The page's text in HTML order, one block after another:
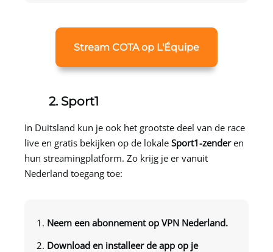
Stream COTA op L'Équipe
2. Sport1
In Duitsland kun je ook het grootste deel van de race
live en gratis bekijken op de lokale Sport1-zenderen
hun streamingplatform. Zo krijg je er vanuit
Nederland toegang toe:
Neem een abonnement op VPN Nederland.
Download en installeer de app op je